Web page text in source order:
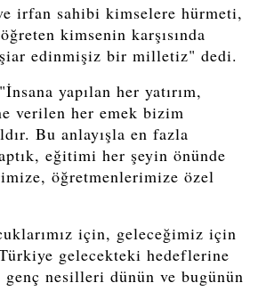
irfan sahibi kimselere hürmeti,
kimsenin karşısında
edinmişiz bir milletiz" dedi.
yapılan her yatırım,
verilen her emek bizim
Bu anlayışla en fazla
eğitimi her şeyin önünde
öğretmenlerimize özel
için, geleceğimiz için
Türkiye gelecekteki hedeflerine
nesilleri dünün ve bugünün